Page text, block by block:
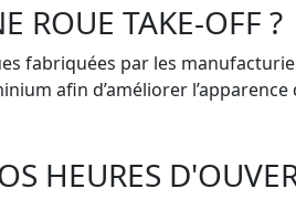
ROUE TAKE-OFF ?
roues fabriquées par les
afin d’améliorer
HEURES